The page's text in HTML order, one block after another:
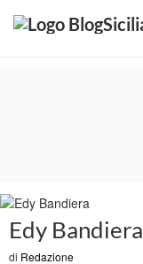
Edy Bandiera
di Redazione